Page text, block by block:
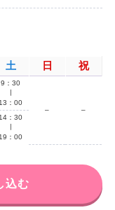
土 日 祝
9：30
13：00
–
–
14：30
19：00
込む